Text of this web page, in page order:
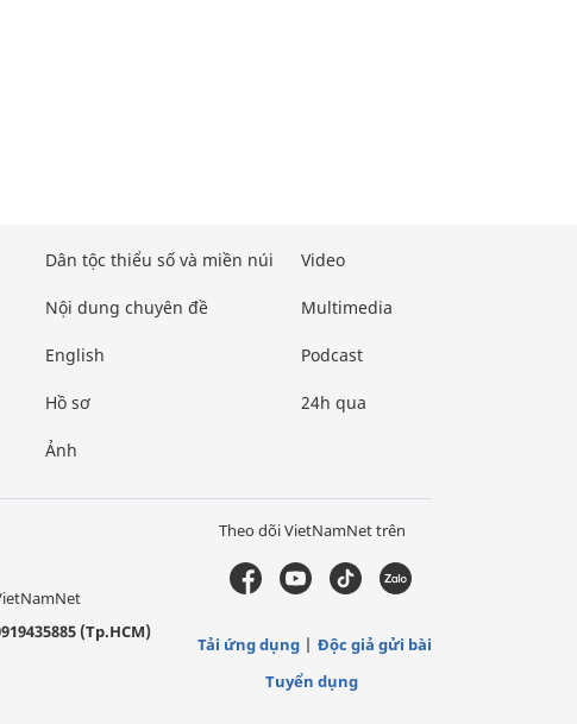
Dân tộc thiểu số và miền núi
Nội dung chuyên đề
English
Hồ sơ
Ảnh
Video
Multimedia
Podcast
24h qua
(Tp.HCM)
Theo dõi VietNamNet trên
Tải ứng dụng
Độc giả gửi bài
Tuyển dụng